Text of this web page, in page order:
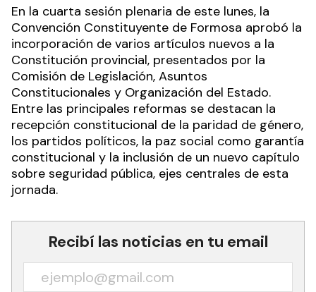
En la cuarta sesión plenaria de este lunes, la
Convención Constituyente de Formosa aprobó la
incorporación de varios artículos nuevos a la
Constitución provincial, presentados por la
Comisión de Legislación, Asuntos
Constitucionales y Organización del Estado.
Entre las principales reformas se destacan la
recepción constitucional de la paridad de género,
los partidos políticos, la paz social como garantía
constitucional y la inclusión de un nuevo capítulo
sobre seguridad pública, ejes centrales de esta
jornada.
Recibí las noticias en tu email